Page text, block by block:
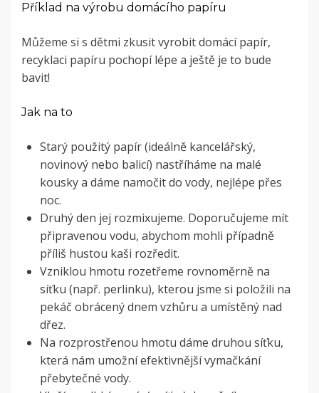
Příklad na výrobu domácího papíru
Můžeme si s dětmi zkusit vyrobit domácí papír,
recyklaci papíru pochopí lépe a ještě je to bude
bavit!
Jak na to
Starý použitý papír (ideálně kancelářský,
novinový nebo balicí) nastříháme na malé
kousky a dáme namočit do vody, nejlépe přes
noc.
Druhý den jej rozmixujeme. Doporučujeme mít
připravenou vodu, abychom mohli případně
příliš hustou kaši rozředit.
Vzniklou hmotu rozetřeme rovnoměrně na
síťku (např. perlinku), kterou jsme si položili na
pekáč obrácený dnem vzhůru a umístěný nad
dřez.
Na rozprostřenou hmotu dáme druhou síťku,
která nám umožní efektivnější vymačkání
přebytečné vody.